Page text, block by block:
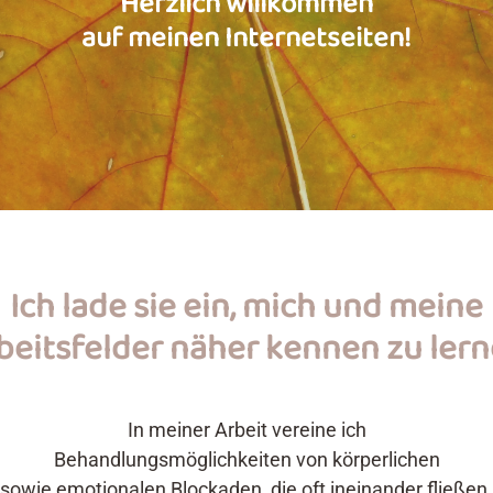
auf meinen Internetseiten!
Ich lade sie ein, mich und meine
näher kennen zu
In meiner Arbeit vereine ich
Behandlungsmöglichkeiten von körperlichen